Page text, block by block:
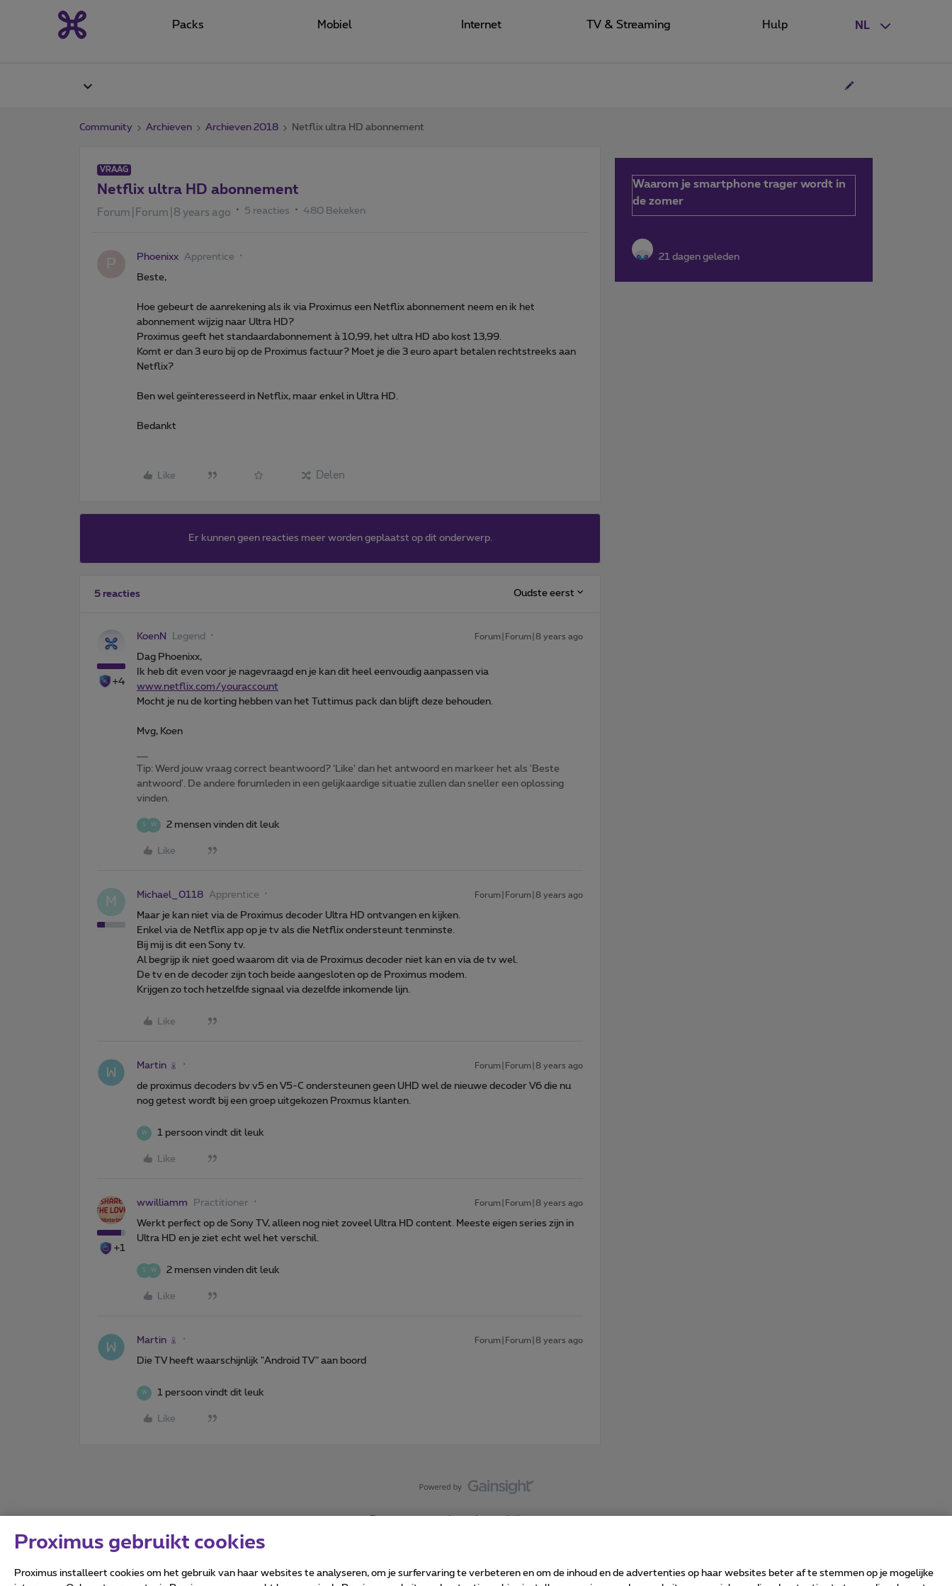
NL
Packs Mobiel Internet TV & Streaming Hulp
Community Archieven Archieven 2018 Netflix ultra HD abonnement
VRAAG
Netflix ultra HD abonnement
Forum|Forum|8 years ago 5 reacties 480 Bekeken
P Phoenixx Apprentice
Beste,
Hoe gebeurt de aanrekening als ik via Proximus een Netflix abonnement neem en ik het
abonnement wijzig naar Ultra HD?
Proximus geeft het standaardabonnement à 10,99, het ultra HD abo kost 13,99.
Komt er dan 3 euro bij op de Proximus factuur? Moet je die 3 euro apart betalen rechtstreeks aan
Netflix?
Ben wel geïnteresseerd in Netflix, maar enkel in Ultra HD.
Bedankt
Like Delen
Er kunnen geen reacties meer worden geplaatst op dit onderwerp.
5 reacties Oudste eerst
+4
KoenN Legend Forum|Forum|8 years ago
Dag Phoenixx,
Ik heb dit even voor je nagevraagd en je kan dit heel eenvoudig aanpassen via
www.netflix.com/youraccount
Mocht je nu de korting hebben van het Tuttimus pack dan blijft deze behouden.
Mvg, Koen
Tip: Werd jouw vraag correct beantwoord? ‘Like’ dan het antwoord en markeer het als 'Beste
antwoord'. De andere forumleden in een gelijkaardige situatie zullen dan sneller een oplossing
vinden.
S W 2 mensen vinden dit leuk
Like
M Michael_0118 Apprentice Forum|Forum|8 years ago
Maar je kan niet via de Proximus decoder Ultra HD ontvangen en kijken.
Enkel via de Netflix app op je tv als die Netflix ondersteunt tenminste.
Bij mij is dit een Sony tv.
Al begrijp ik niet goed waarom dit via de Proximus decoder niet kan en via de tv wel.
De tv en de decoder zijn toch beide aangesloten op de Proximus modem.
Krijgen zo toch hetzelfde signaal via dezelfde inkomende lijn.
Like
Martin Forum|Forum|8 years ago
de proximus decoders bv v5 en V5-C ondersteunen geen UHD wel de nieuwe decoder V6 die nu
nog getest wordt bij een groep uitgekozen Proxmus klanten.
W 1 persoon vindt dit leuk
Like
+1
wwilliamm Practitioner Forum|Forum|8 years ago
Werkt perfect op de Sony TV, alleen nog niet zoveel Ultra HD content. Meeste eigen series zijn in
Ultra HD en je ziet echt wel het verschil.
S W 2 mensen vinden dit leuk
Like
Martin Forum|Forum|8 years ago
Die TV heeft waarschijnlijk "Android TV" aan boord
W 1 persoon vindt dit leuk
Like
Waarom je smartphone trager wordt in
de zomer
21 dagen geleden
Forumvoorwaarden Accessibility statement
Proximus gebruikt cookies
Proximus installeert cookies om het gebruik van haar websites te analyseren, om je surfervaring te verbeteren en om de inhoud en de advertenties op haar websites beter af te stemmen op je mogelijke